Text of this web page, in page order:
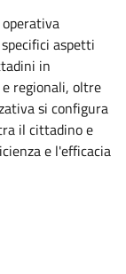
aspetti
in
regionali, oltre
si configura
il cittadino e
e l'efficacia